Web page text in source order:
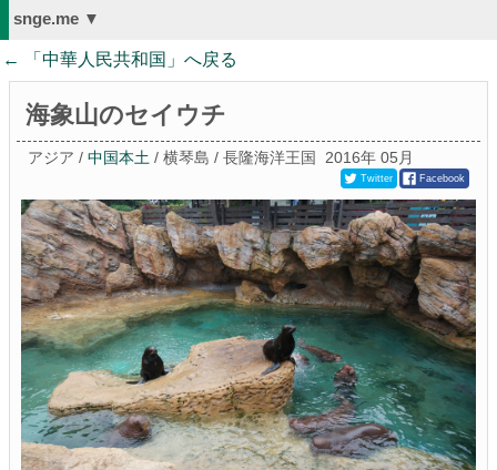
snge.me ▼
← 「 中華人民共和国 」へ戻る
海象山のセイウチ
アジア / 中国本土 / 横琴島 / 長隆海洋王国 2016年 05月
Twitter Facebook